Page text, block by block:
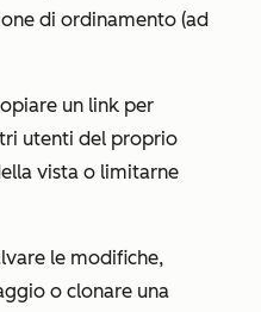
di ordinamento (ad
un link per
utenti del proprio
vista o limitarne
le modifiche,
o clonare una